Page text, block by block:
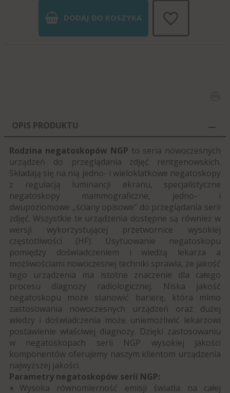
DODAJ DO KOSZYKA
OPIS PRODUKTU
Rodzina negatoskopów NGP to seria nowoczesnych
urządzeń do przeglądania zdjęć rentgenowskich.
Składają się na nią jedno- i wieloklatkowe negatoskopy
z regulacją luminancji ekranu, specjalistyczne
negatoskopy mammograficzne, jedno- i
dwupoziomowe „ściany opisowe” do przeglądania serii
zdjęć. Wszystkie te urządzenia dostępne są również w
wersji wykorzystującej przetwornice wysokiej
częstotliwości (HF). Usytuowanie negatoskopu
pomiędzy doświadczeniem i wiedzą lekarza a
możliwościami nowoczesnej techniki sprawia, że jakość
tego urządzenia ma istotne znaczenie dla całego
procesu diagnozy radiologicznej. Niska jakość
negatoskopu może stanowić barierę, która mimo
zastosowania nowoczesnych urządzeń oraz dużej
wiedzy i doświadczenia może uniemożliwić lekarzowi
postawienie właściwej diagnozy. Dzięki zastosowaniu
w negatoskopach serii NGP wysokiej jakości
komponentów oferujemy naszym klientom urządzenia
najwyższej jakości.
Parametry negatoskopów serii NGP:
Wysoka równomierność emisji światła na całej